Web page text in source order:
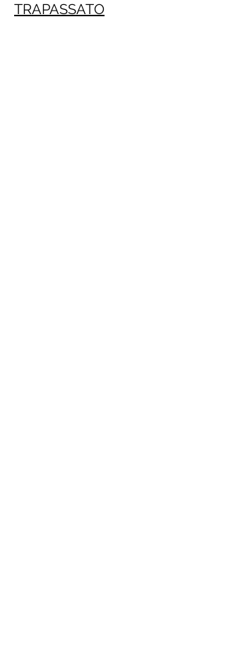
TRAPASSATO